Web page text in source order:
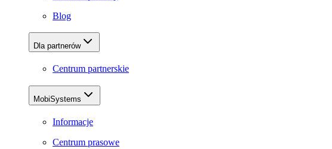
Blog
Dla partnerów
Centrum partnerskie
MobiSystems
Informacje
Centrum prasowe